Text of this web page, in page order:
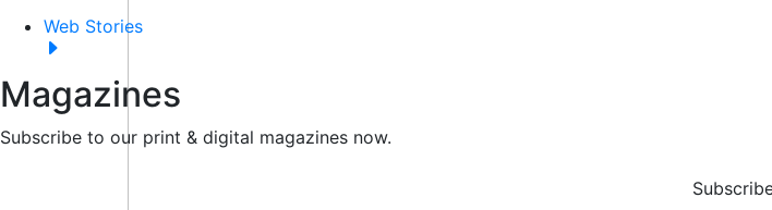
Web Stories
Magazines
Subscribe to our print & digital magazines now.